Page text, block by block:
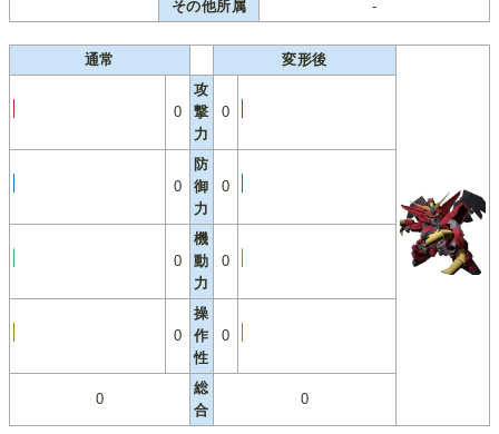
その他所属
-
通常 変形後
0
攻
撃
力
0
0
防
御
力
0
0
機
動
力
0
0
操
作
性
0
0
総
合
0